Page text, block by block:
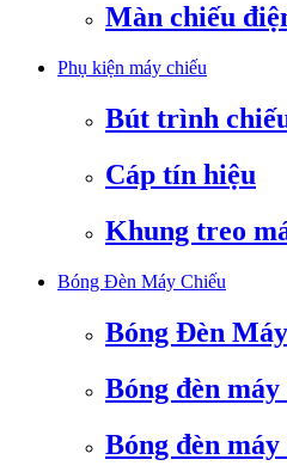
Màn chiếu
Phụ kiện máy chiếu
Bút trình
Cáp tín hiệu
Khung treo
Bóng Đèn Máy Chiếu
Bóng Đèn
Bóng đèn
Bóng đèn